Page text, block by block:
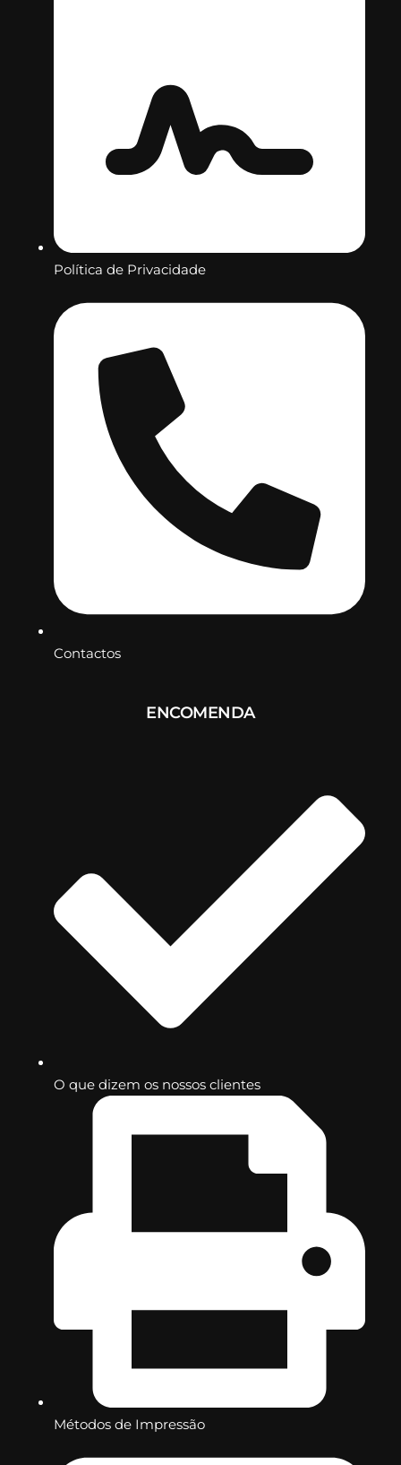
Política de Privacidade
Contactos
ENCOMENDA
O que dizem os nossos clientes
Métodos de Impressão